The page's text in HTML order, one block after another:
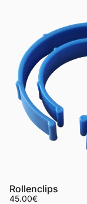
Rollenclips
45.00€